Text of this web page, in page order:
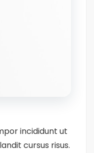
incididunt ut
cursus risus.